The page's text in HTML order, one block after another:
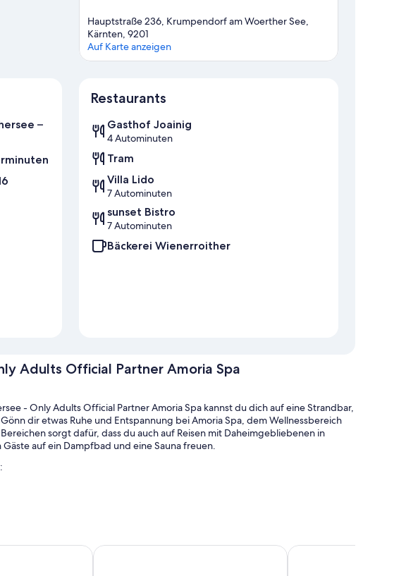
Hauptstraße 236, Krumpendorf am Woerther See,
Kärnten, 9201
Auf Karte anzeigen
–
Restaurants
Gasthof Joainig
4 Autominuten
Tram
Villa Lido
7 Autominuten
sunset Bistro
7 Autominuten
Bäckerei Wienerroither
Adults Official Partner Amoria Spa
- Only Adults Official Partner Amoria Spa kannst du dich auf eine Strandbar,
dir etwas Ruhe und Entspannung bei Amoria Spa, dem Wellnessbereich
sorgt dafür, dass du auch auf Reisen mit Daheimgebliebenen in
auf ein Dampfbad und eine Sauna freuen.
in der Unterkunft
Tivoli Sporthotel Igls Hotel Gruberhof